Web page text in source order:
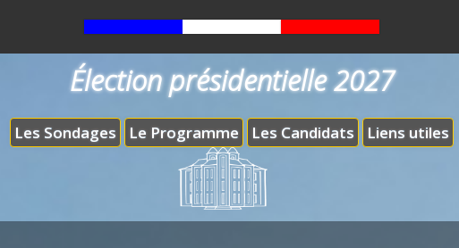
Les Sondages Le Programme Les Candidats Liens utiles
Élection présidentielle 2027